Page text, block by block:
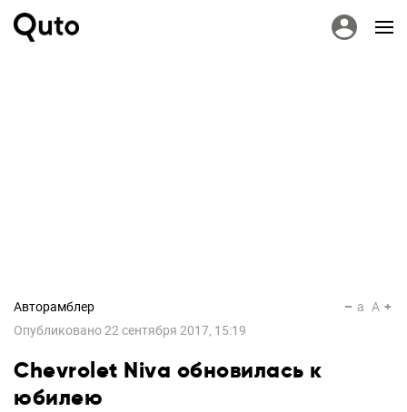
Авторамблер
Опубликовано22 сентября 2017, 15:19
a A
Chevrolet Niva обновилась к
юбилею